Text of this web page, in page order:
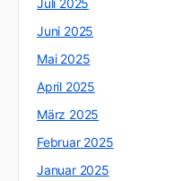
Juli 2025
Juni 2025
Mai 2025
April 2025
März 2025
Februar 2025
Januar 2025